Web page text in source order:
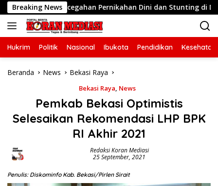
Langsung
ke
konten
Breaking News
Pencegahan Pernikahan Dini dan Stunting di Desa Mojo
Hukrim Politik Nasional Ibukota Pendidikan Kesehatan
Beranda News Bekasi Raya
Bekasi Raya, News
Pemkab Bekasi Optimistis
Selesaikan Rekomendasi LHP BPK
RI Akhir 2021
Redaksi Koran Mediasi
25 September, 2021
Penulis: Diskominfo Kab. Bekasi/Pirlen Sirait